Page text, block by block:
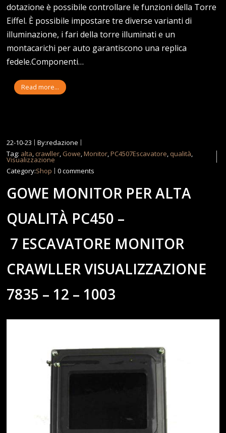
dotazione è possibile controllare le funzioni della Torre
Eiffel. È possibile impostare tre diverse varianti di
illuminazione, i fari della torre illuminati e un
montacarichi per auto garantiscono una replica
fedele.Componenti…
Read more...
22-10-23
By:redazione
Tag: alta, crawller, Gowe,Monitor,PC4507Escavatore, qualità,
Visualizzazione
Category:Shop 0 comments
GOWE MONITOR PER ALTA
QUALITÀ PC450 –
7 ESCAVATORE MONITOR
CRAWLLER VISUALIZZAZIONE
7835 – 12 – 1003